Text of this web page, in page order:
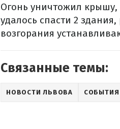
Огонь уничтожил
удалось спасти 2
возгорания
Связанные темы:
НОВОСТИ ЛЬВОВА СОБЫТИЯ